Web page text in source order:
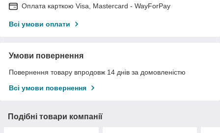
Оплата карткою Visa, Mastercard - WayForPay
Всі умови оплати
Умови повернення
Повернення товару впродовж 14 днів за домовленістю
Всі умови повернення
Подібні товари компанії